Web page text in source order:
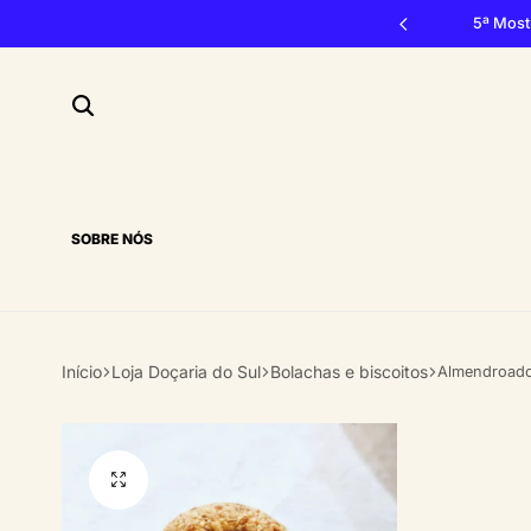
5ª
SOBRE NÓS
Início Loja Doçaria do Sul Bolachas e biscoitos